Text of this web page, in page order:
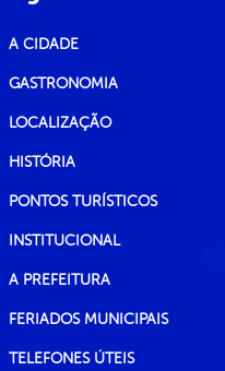
A CIDADE
GASTRONOMIA
LOCALIZAÇÃO
HISTÓRIA
PONTOS TURÍSTICOS
INSTITUCIONAL
A PREFEITURA
FERIADOS MUNICIPAIS
TELEFONES ÚTEIS